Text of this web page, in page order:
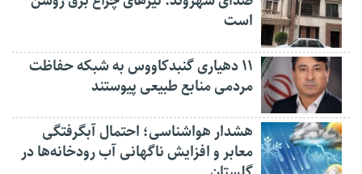
است
۱۱ دهیاری گنبدکاووس به شبکه حفاظت
مردمی منابع طبیعی پیوستند
هشدار هواشناسی؛ احتمال آبگرفتگی
معابر و افزایش ناگهانی آب رودخانه‌ها در